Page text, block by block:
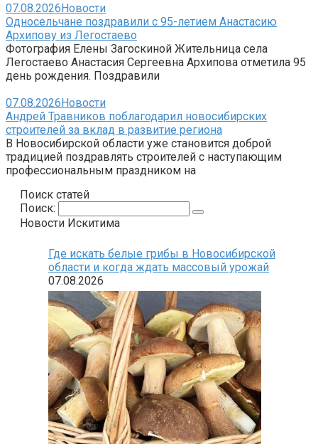
07.08.2026Новости
Односельчане поздравили с 95-летием Анастасию
Архипову из Легостаево
Фотография Елены Загоскиной Жительница села
Легостаево Анастасия Сергеевна Архипова отметила 95
день рождения. Поздравили
07.08.2026Новости
Андрей Травников поблагодарил новосибирских
строителей за вклад в развитие региона
В Новосибирской области уже становится доброй
традицией поздравлять строителей с наступающим
профессиональным праздником на
Поиск статей
Поиск:
Новости Искитима
Где искать белые грибы в Новосибирской
области и когда ждать массовый урожай
07.08.2026